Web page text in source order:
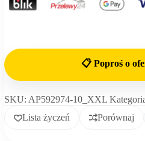
📋 Poproś o
SKU: AP592974-10_XXL
Lista życzeń
Porównaj